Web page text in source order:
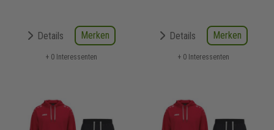
Details Merken
+ 0 Interessenten
Details Merken
+ 0 Interessenten